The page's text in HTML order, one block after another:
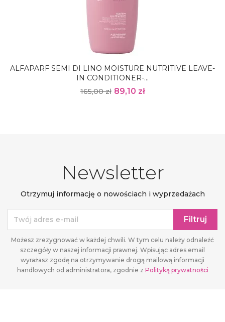
ALFAPARF SEMI DI LINO MOISTURE NUTRITIVE LEAVE-
IN CONDITIONER-...
165,00 zł 89,10 zł
Newsletter
Otrzymuj informację o nowościach i wyprzedażach
Możesz zrezygnować w każdej chwili. W tym celu należy odnaleźć
szczegóły w naszej informacji prawnej. Wpisując adres email
wyrażasz zgodę na otrzymywanie drogą mailową informacji
handlowych od administratora, zgodnie z Polityką prywatności